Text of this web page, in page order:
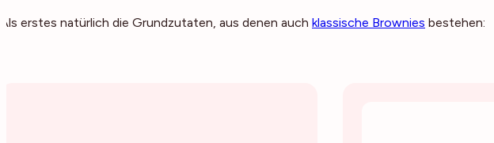
Als erstes natürlich die Grundzutaten, aus denen auch klassische Brownies bestehen: